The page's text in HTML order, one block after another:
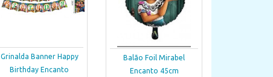
Grinalda Banner Happy
Birthday Encanto
Balão Foil Mirabel
Encanto 45cm